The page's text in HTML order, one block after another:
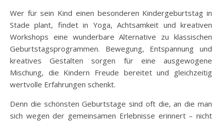
Wer für sein Kind einen besonderen Kindergeburtstag in
Stade plant, findet in Yoga, Achtsamkeit und kreativen
Workshops eine wunderbare Alternative zu klassischen
Geburtstagsprogrammen. Bewegung, Entspannung und
kreatives Gestalten sorgen für eine ausgewogene
Mischung, die Kindern Freude bereitet und gleichzeitig
wertvolle Erfahrungen schenkt.
Denn die schönsten Geburtstage sind oft die, an die man
sich wegen der gemeinsamen Erlebnisse erinnert – nicht